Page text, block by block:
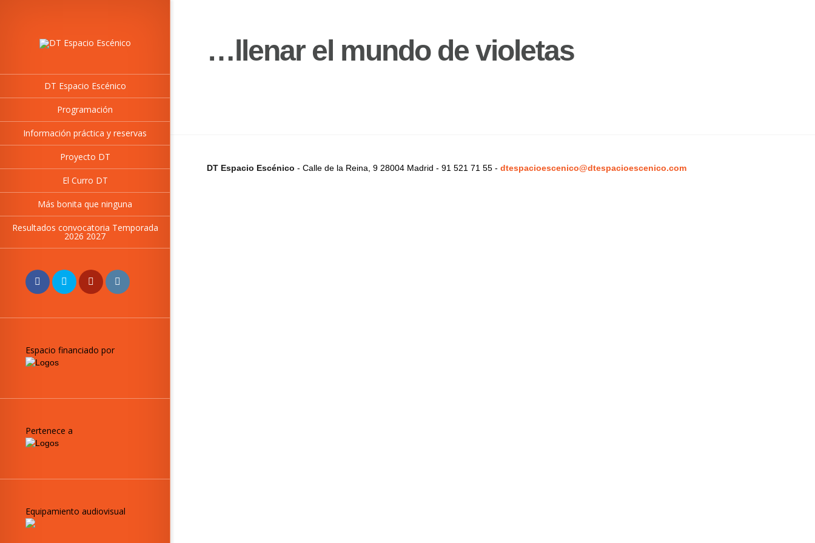
DT Espacio Escénico
Programación
Información práctica y reservas
Proyecto DT
El Curro DT
Más bonita que ninguna
Resultados convocatoria Temporada
2026 2027
Espacio financiado por
Pertenece a
Equipamiento audiovisual
…llenar el mundo de violetas
DT Espacio Escénico - Calle de la Reina, 9 28004 Madrid - 91 521 71 55 - dtespacioescenico@dtespacioescenico.com